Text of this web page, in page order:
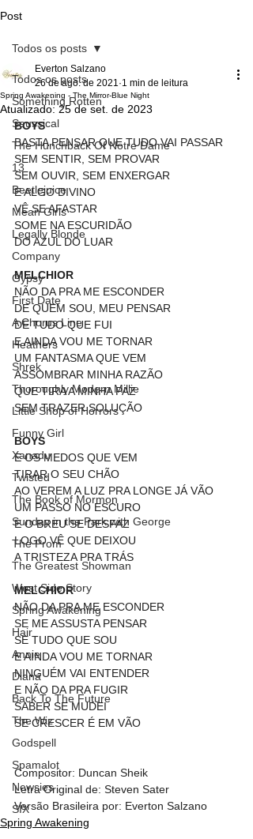
Post
Todos os posts
Something Rotten
Seussical
The Hunchback Of Notre Dame
13
Beetlejuice
Mean Girls
Legally Blonde
Company
Gypsy
First Date
A Chorus Line
Heathers
Shrek
Thoroughly Modern Millie
Little Shop of Horrors
Funny Girl
Xanadu
Twisted
The Book of Mormon
Sunday in the Park with George
The Prom
The Greatest Showman
West Side Story
Spring Awakening
Hair
Annie
Diana
Back To The Future
The Wiz
Godspell
Spamalot
Newsies
SIX
Todos os posts
Spring Awakening - The Mirror-Blue Night
Everton Salzano
26 de ago. de 2021 1 min de leitura
Atualizado:25 de set. de 2023
BOYS
BASTA PENSAR QUE TUDO VAI PASSAR
SEM SENTIR, SEM PROVAR
SEM OUVIR, SEM ENXERGAR
E ALGO DIVINO
VÊ SE AFASTAR
SOME NA ESCURIDÃO
DO AZUL DO LUAR
MELCHIOR
NÃO DA PRA ME ESCONDER
DE QUEM SOU, MEU PENSAR
DE TUDO QUE FUI
E AINDA VOU ME TORNAR
UM FANTASMA QUE VEM
ASSOMBRAR MINHA RAZÃO
QUE TIRA A MINHA PAZ
SEM TRAZER SOLUÇÃO
BOYS
E OS MEDOS QUE VEM
TIRAR O SEU CHÃO
AO VEREM A LUZ PRA LONGE JÁ VÃO
UM PASSO NO ESCURO
E O BREU SE DESFAZ
LOGO VÊ QUE DEIXOU
A TRISTEZA PRA TRÁS
MELCHIOR
NÃO DA PRA ME ESCONDER
SE ME ASSUSTA PENSAR
SE TUDO QUE SOU
E AINDA VOU ME TORNAR
NINGUÉM VAI ENTENDER
E NÃO DA PRA FUGIR
SABER SE MUDEI
SE CRESCER É EM VÃO
Compositor: Duncan Sheik
Letra Original de: Steven Sater
Versão Brasileira por: Everton Salzano
Spring Awakening